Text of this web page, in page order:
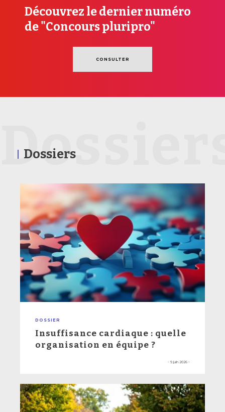
Découvrez le dernier numéro
de "Concours pluripro"
CONSULTER
Dossiers
DOSSIER
Insuffisance cardiaque : quelle
organisation en équipe ?
- 9 juin 2026 -